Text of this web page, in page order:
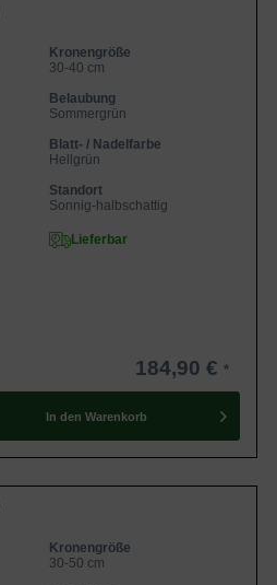
Kronengröße
30-40 cm
Belaubung
Sommergrün
Blatt- / Nadelfarbe
Hellgrün
Standort
Sonnig-halbschattig
Lieferbar
184,90 €
In den Warenkorb
Kronengröße
30-50 cm